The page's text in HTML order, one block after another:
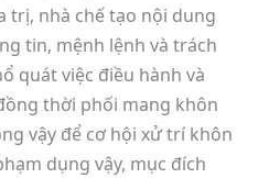
trị, nhà chế tạo nội dung
tin, mệnh lệnh và trách
quát việc điều hành và
thời phối mang khôn
vậy để cơ hội xử trí khôn
dụng vậy, mục đích